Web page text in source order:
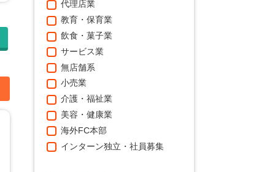
代理店業
教育・保育業
飲食・菓子業
サービス業
無店舗系
小売業
介護・福祉業
美容・健康業
海外FC本部
インターン独立・社員募集